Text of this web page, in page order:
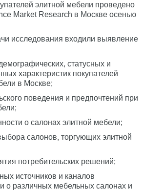
элитной мебели проведено
Market Research в Москве осенью
исследования входили выявление
статусных и
характеристик покупателей
в Москве;
поведения и предпочтений при
о салонах элитной мебели;
салонов, торгующих элитной
потребительских решений;
источников и каналов
о различных мебельных салонах и